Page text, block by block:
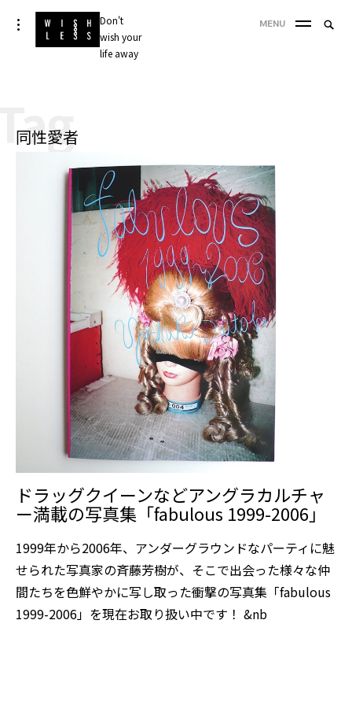
Skip
to
Don't
wish your
life away
toggle
open/close
sidebar
MENU
同性愛者
ドラッグクイーンなどアングラカルチャ
ー満載の写真集「fabulous 1999-2006」
1999年から2006年、アンダーグラウンドなパーティに魅
せられた写真家の斉藤芳樹が、そこで出会った様々な仲
間たちを色鮮やかに写し取った衝撃の写真集「fabulous
1999-2006」を現在お取り扱い中です！ &nb